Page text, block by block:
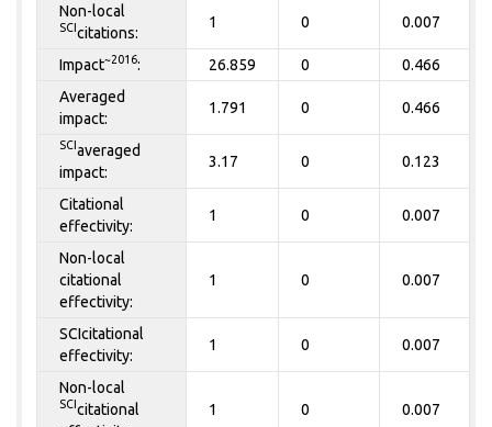
Non-local
SCI citations:
1 0 0.007
Impact~2016: 26.859 0 0.466
Averaged
impact:
1.791 0 0.466
SCI averaged
impact:
3.17 0 0.123
Citational
effectivity:
1 0 0.007
Non-local
citational
effectivity:
1 0 0.007
SCIcitational
effectivity:
1 0 0.007
Non-local
SCI citational
1 0 0.007